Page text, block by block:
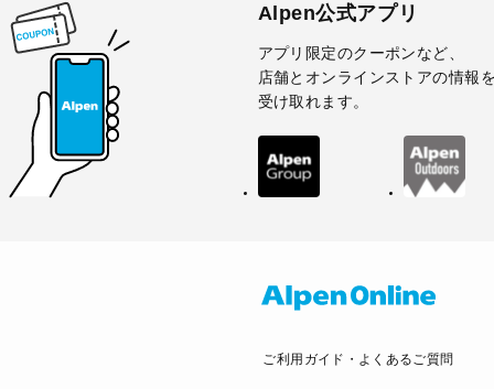
Alpen公式アプリ
アプリ限定のクーポンなど、
店舗とオンラインストアの情報
受け取れます。
ご利用ガイド・よくあるご質問